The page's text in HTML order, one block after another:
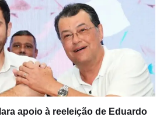
apoio à reeleição de Eduardo